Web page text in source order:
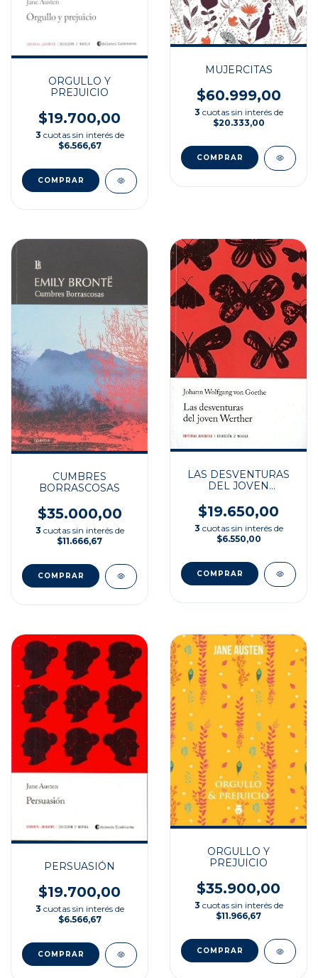
ORGULLO Y
PREJUICIO
$19.700,00
3 cuotas sin interés de
$6.566,67
MUJERCITAS
$60.999,00
3 cuotas sin interés de
$20.333,00
CUMBRES
BORRASCOSAS
$35.000,00
3 cuotas sin interés de
$11.666,67
LAS DESVENTURAS
DEL JOVEN
$19.650,00
3 cuotas sin interés de
$6.550,00
PERSUASIÓN
$19.700,00
3 cuotas sin interés de
$6.566,67
ORGULLO Y
PREJUICIO
$35.900,00
3 cuotas sin interés de
$11.966,67